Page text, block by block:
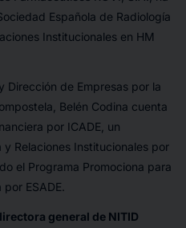
Española de Radiología
Institucionales en HM
Dirección de Empresas por la
Belén Codina cuenta
por ICADE, un
Relaciones Institucionales por
el Programa Promociona para
ESADE.
general de NITID